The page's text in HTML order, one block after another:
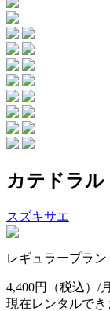
カテドラル
スズキサエ
レギュラープラン
4,400円
（税込）/
現在レンタルでき